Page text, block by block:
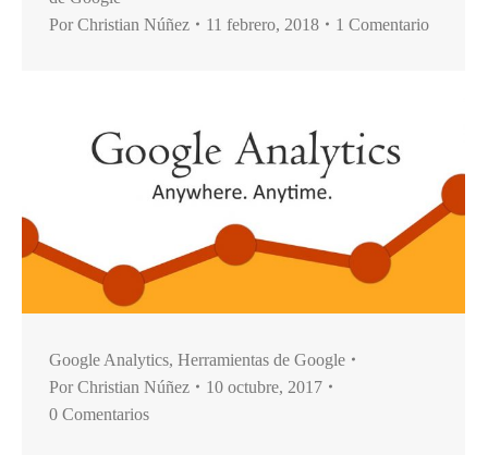
PorChristian Núñez 11 febrero, 2018 1 Comentario
Google Analytics, Herramientas de Google
PorChristian Núñez
10 octubre, 2017
0 Comentarios